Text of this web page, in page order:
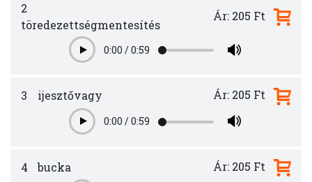
2
töredezettségmentesítés
Play0:00 /0:59
Ár: 205 Ft
3 ijesztővagy
Play0:00 /0:59
Ár: 205 Ft
4 bucka Ár: 205 Ft